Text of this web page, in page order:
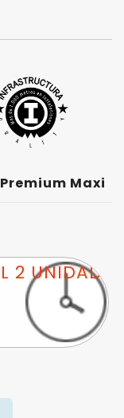
Maxi
2 UNIDADES